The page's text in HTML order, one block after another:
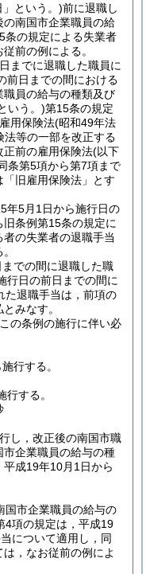
という。)前に退職し
南国市企業職員の給
条の規定による失業者
前の例による。
までに退職した職員に
前日までの間における
職員の給与の種類及び
いう。)第15条の規定
用保険法(昭和49年法
法等の一部を改正する
正前の雇用保険法(以下
条第5項から第7項まで
旧雇用保険法」とす
年5月1日から施行日の
条例第15条の規定に
の失業者の退職手当
での間に退職した職
行日の前日までの間に
た退職手当は，前項の
みなす。
の条例の施行に伴い必
行する。
する。
し，改正後の南国市職
市企業職員の給与の種
成19年10月1日から
国市企業職員の給与の
4項の規定は，平成19
について適用し，同
，なお従前の例によ